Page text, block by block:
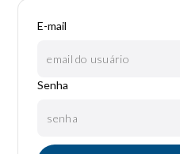
E-mail
Senha